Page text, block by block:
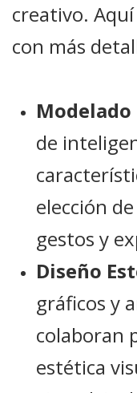
creativo.
con más
Modelado
de
elección
gestos y
Diseño
gráficos y
colaboran
estética